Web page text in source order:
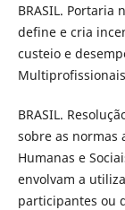
BRASIL. Portaria
define e cria
custeio e
BRASIL.
sobre as normas
Humanas e
envolvam a
participantes ou